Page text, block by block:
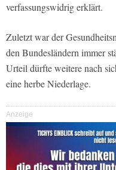
verfassungswidrig erklärt.
Zuletzt war der
den Bundesländern immer
Urteil dürfte weitere nach
eine herbe Niederlage.
Anzeige